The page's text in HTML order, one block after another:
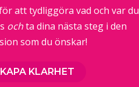
att tydliggöra vad och var du
ochta dina nästa steg i den
som du önskar!
KLARHET